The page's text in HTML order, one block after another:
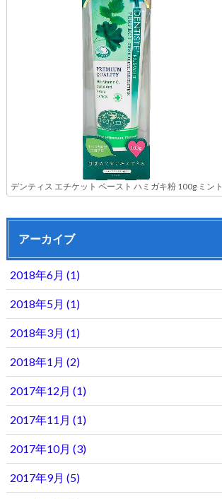
デンティス エチケット ペースト ハミガキ粉 100g ミント
アーカイブ
2018年6月 (1)
2018年5月 (1)
2018年3月 (1)
2018年1月 (2)
2017年12月 (1)
2017年11月 (1)
2017年10月 (3)
2017年9月 (5)